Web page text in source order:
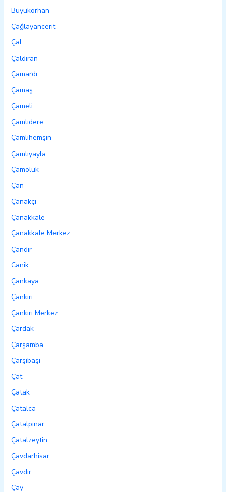
Büyükorhan
Çağlayancerit
Çal
Çaldıran
Çamardı
Çamaş
Çameli
Çamlıdere
Çamlıhemşin
Çamlıyayla
Çamoluk
Çan
Çanakçı
Çanakkale
Çanakkale Merkez
Çandır
Canik
Çankaya
Çankırı
Çankırı Merkez
Çardak
Çarşamba
Çarşıbaşı
Çat
Çatak
Çatalca
Çatalpınar
Çatalzeytin
Çavdarhisar
Çavdır
Çay